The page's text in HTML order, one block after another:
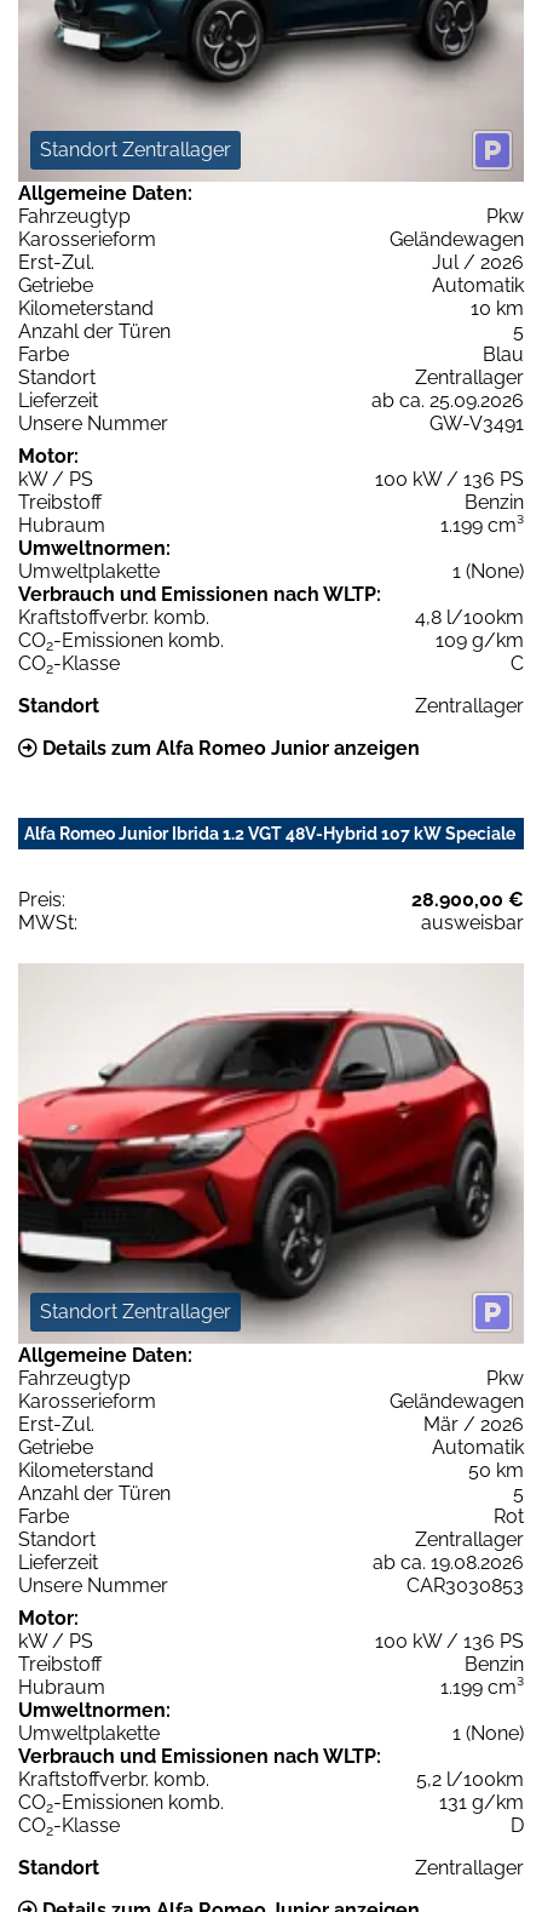
Standort Zentrallager
Allgemeine Daten:
Fahrzeugtyp
Pkw
Karosserieform
Geländewagen
Erst-Zul.
Jul / 2026
Getriebe
Automatik
Kilometerstand
10 km
Anzahl der Türen
5
Farbe
Blau
Standort
Zentrallager
Lieferzeit
ab ca. 25.09.2026
Unsere Nummer
GW-V3491
Motor:
kW / PS
100 kW / 136 PS
Treibstoff
Benzin
Hubraum
1.199 cm³
Umweltnormen:
Umweltplakette
1 (None)
Verbrauch und Emissionen nach WLTP:
Kraftstoffverbr. komb.
4,8 l/100km
CO2-Emissionen komb.
109 g/km
CO2-Klasse
C
Standort
Zentrallager
Details zum Alfa Romeo Junior anzeigen
Alfa Romeo Junior Ibrida 1.2 VGT 48V-Hybrid 107 kW Speciale
Preis:
28.900,00 €
MWSt:
ausweisbar
Standort Zentrallager
Allgemeine Daten:
Fahrzeugtyp
Pkw
Karosserieform
Geländewagen
Erst-Zul.
Mär / 2026
Getriebe
Automatik
Kilometerstand
50 km
Anzahl der Türen
5
Farbe
Rot
Standort
Zentrallager
Lieferzeit
ab ca. 19.08.2026
Unsere Nummer
CAR3030853
Motor:
kW / PS
100 kW / 136 PS
Treibstoff
Benzin
Hubraum
1.199 cm³
Umweltnormen:
Umweltplakette
1 (None)
Verbrauch und Emissionen nach WLTP:
Kraftstoffverbr. komb.
5,2 l/100km
CO2-Emissionen komb.
131 g/km
CO2-Klasse
D
Standort
Zentrallager